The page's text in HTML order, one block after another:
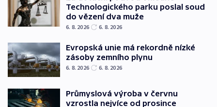
Technologického parku poslal soud
do vězení dva muže
6. 8. 2026 6. 8. 2026
Evropská unie má rekordně nízké
zásoby zemního plynu
6. 8. 2026 6. 8. 2026
Průmyslová výroba v červnu
vzrostla nejvíce od prosince